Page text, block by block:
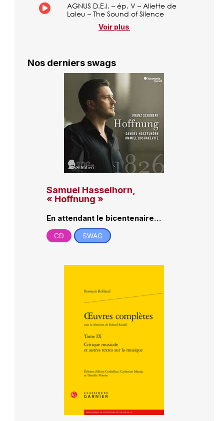
AGNUS D.E.I. – ép. V – Aliette de
Laleu – The Sound of Silence
Voir plus
Nos derniers swags
Samuel Hasselhorn,
« Hoffnung »
En attendant le bicentenaire…
CD SWAG